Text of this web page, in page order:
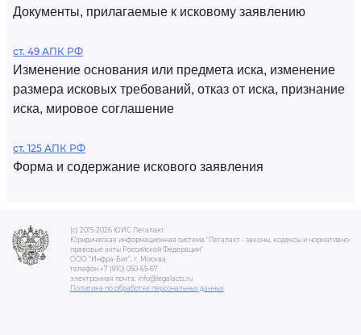
Документы, прилагаемые к исковому заявлению
ст. 49 АПК РФ
Изменение основания или предмета иска, изменение
размера исковых требований, отказ от иска, признание
иска, мировое соглашение
ст. 125 АПК РФ
Форма и содержание искового заявления
(c) 2015-2026 ЮИС Легалакт
Юридическая информационная система "Легалакт - законы, кодексы и нормативно-
правовые акты Российской Федерации"
ООО "Инфра-Бит", г. Москва.
телефон +7 (910) 050-65-67
электронная почта: info@legalacts.ru
Политика по обработке персональных данных